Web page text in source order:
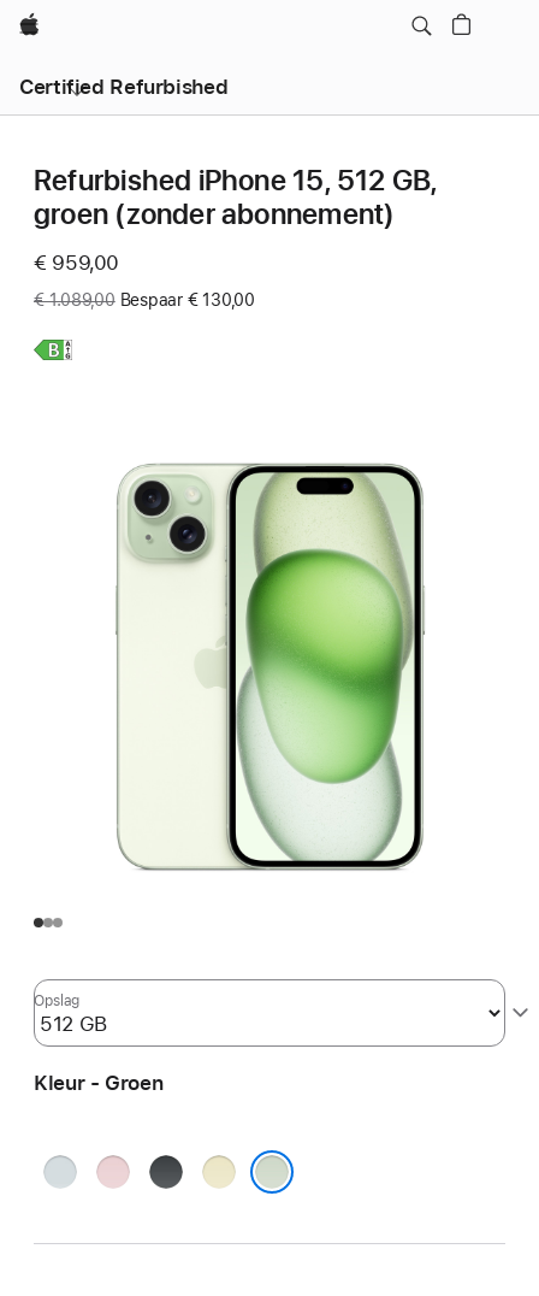
Apple
Certified Refurbished
Refurbished iPhone 15, 512 GB,
groen (zonder abonnement)
Now
€ 959,00
Was
€ 1.089,00 Bespaar € 130,00
Meer
Opslag
Kleur - Groen
BlauwRoze Zwart Geel